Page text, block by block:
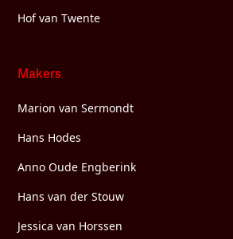
Hof van Twente
Makers
Marion van Sermondt
Hans Hodes
Anno Oude Engberink
Hans van der Stouw
Jessica van Horssen